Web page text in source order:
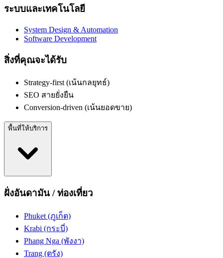
ระบบและเทคโนโลยี
System Design & Automation
Software Development
สิ่งที่คุณจะได้รับ
Strategy-first (เน้นกลยุทธ์)
SEO สายยั่งยืน
Conversion-driven (เน้นยอดขาย)
พื้นที่ให้บริการ
ฝั่งอันดามัน / ท่องเที่ยว
Phuket (ภูเก็ต)
Krabi (กระบี่)
Phang Nga (พังงา)
Trang (ตรัง)